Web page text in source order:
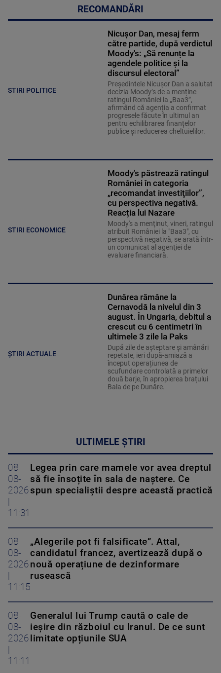
RECOMANDĂRI
STIRI POLITICE
Nicușor Dan, mesaj ferm
către partide, după verdictul
Moody's: „Să renunțe la
agendele politice şi la
discursul electoral”
Președintele Nicușor Dan a salutat
decizia Moody’s de a menține
ratingul României la „Baa3”,
afirmând că agenția a confirmat
progresele făcute în ultimul an
pentru echilibrarea finanțelor
publice și reducerea cheltuielilor.
STIRI ECONOMICE
Moody’s păstrează ratingul
României în categoria
„recomandat investiţiilor”,
cu perspectiva negativă.
Reacția lui Nazare
Moody's a menţinut, vineri, ratingul
atribuit României la "Baa3", cu
perspectivă negativă, se arată într-
un comunicat al agenţiei de
evaluare financiară.
ȘTIRI ACTUALE
Dunărea rămâne la
Cernavodă la nivelul din 3
august. În Ungaria, debitul a
crescut cu 6 centimetri în
ultimele 3 zile la Paks
După zile de așteptare și amânări
repetate, ieri după-amiază a
început operațiunea de
scufundare controlată a primelor
două barje, în apropierea brațului
Bala de pe Dunăre.
ULTIMELE ȘTIRI
08-
08-
2026
|
11:31
Legea prin care mamele vor avea dreptul
să fie însoțite în sala de naștere. Ce
spun specialiștii despre această practică
08-
08-
2026
|
11:15
„Alegerile pot fi falsificate”. Attal,
candidatul francez, avertizează după o
nouă operațiune de dezinformare
rusească
08-
08-
2026
|
11:11
Generalul lui Trump caută o cale de
ieșire din războiul cu Iranul. De ce sunt
limitate opțiunile SUA